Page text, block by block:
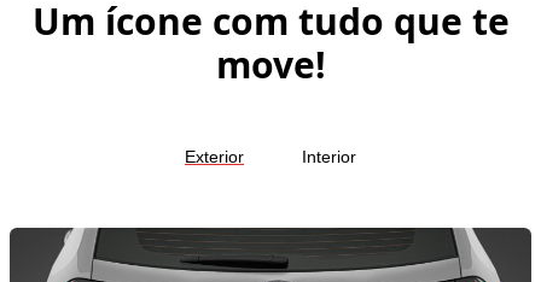
Um ícone com tudo que te
move!
Exterior Interior